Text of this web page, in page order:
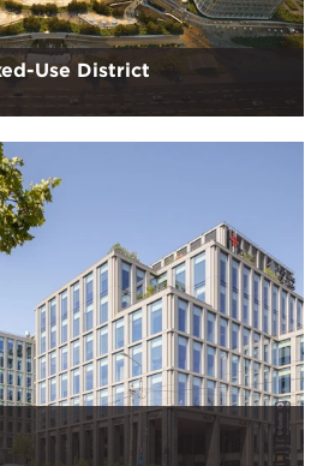
Use District